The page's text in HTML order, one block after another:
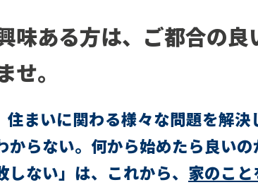
味ある方は、ご都合の良
。
まいに関わる様々な問題を解決
からない。何から始めたら良いの
ない」は、これから、 家のこ